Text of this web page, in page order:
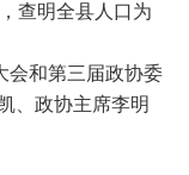
查明全县人口为
和第三届政协委
、政协主席李明